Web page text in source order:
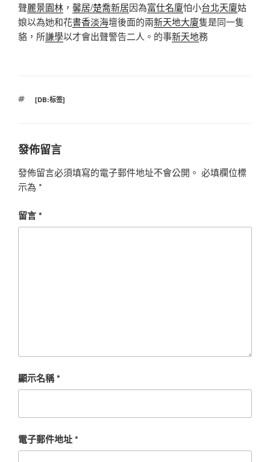
聲麗景園林 ， 馨居/楚喬新居因為富仕名廈怕小台北天廈姑
娘以為她和花書香淡海壇後面的兩新天地大廈隻是同一隻
貉，所謙學以才會出聲警告二人。的事新天地務
標
[DB:标签]
發佈留言
發佈留言必須填寫的電子郵件地址不會公開。 必填欄位標
示為 *
留言*
顯示名稱*
電子郵件地址*